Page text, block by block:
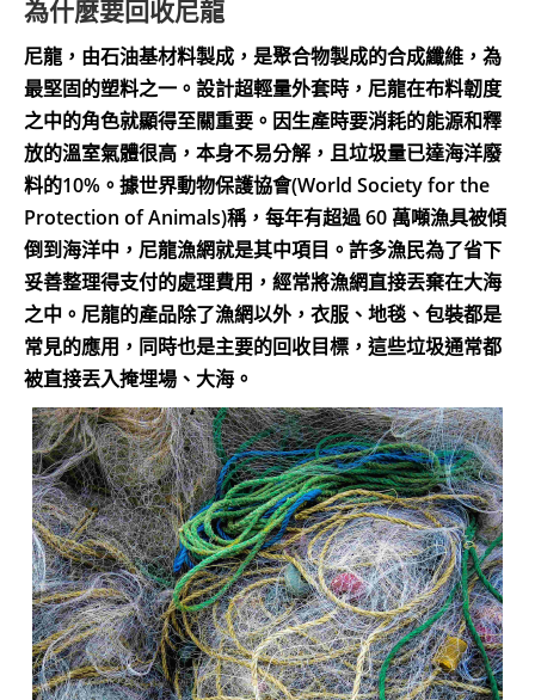
為什麼要回收尼龍
尼龍，由石油基材料製成，是聚合物製成的合成纖維，為
最堅固的塑料之一。設計超輕量外套時，尼龍在布料韌度
之中的角色就顯得至關重要。因生產時要消耗的能源和釋
放的溫室氣體很高，本身不易分解，且垃圾量已達海洋廢
料的10%。據世界動物保護協會(World Society for the
Protection of Animals)稱，每年有超過 60 萬噸漁具被傾
倒到海洋中，尼龍漁網就是其中項目。許多漁民為了省下
妥善整理得支付的處理費用，經常將漁網直接丟棄在大海
之中。尼龍的產品除了漁網以外，衣服、地毯、包裝都是
常見的應用，同時也是主要的回收目標，這些垃圾通常都
被直接丟入掩埋場、大海。